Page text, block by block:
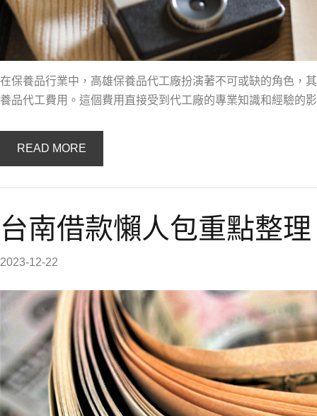
在保養品行業中，高雄保養品代工廠扮演著不可或缺的角色，
養品代工費用。這個費用直接受到代工廠的專業知識和經驗的
READ MORE
台南借款懶人包重點整理
2023-12-22